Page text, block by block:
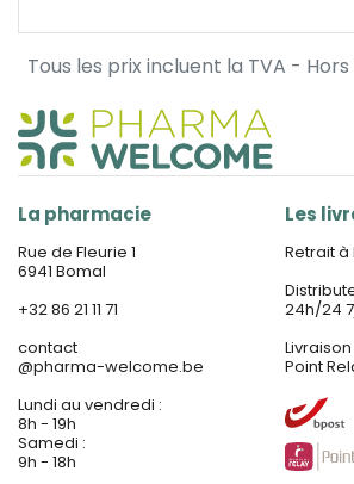
Tous les prix incluent la TVA -
La pharmacie
Rue de Fleurie 1
6941 Bomal
+32 86 21 11 71
contact
@pharma-welcome.be
Lundi au vendredi :
8h - 19h
Samedi :
9h - 18h
Les
Retrait
24h/24
Point